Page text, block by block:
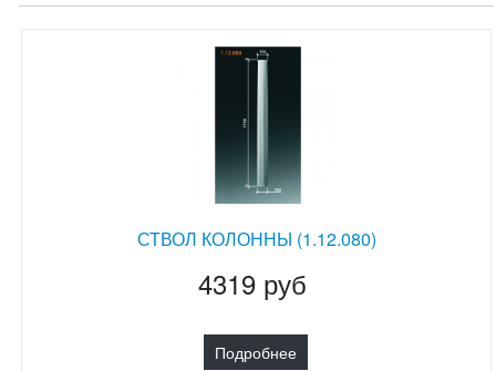
СТВОЛ КОЛОННЫ (1.12.080)
4319 руб
Подробнее